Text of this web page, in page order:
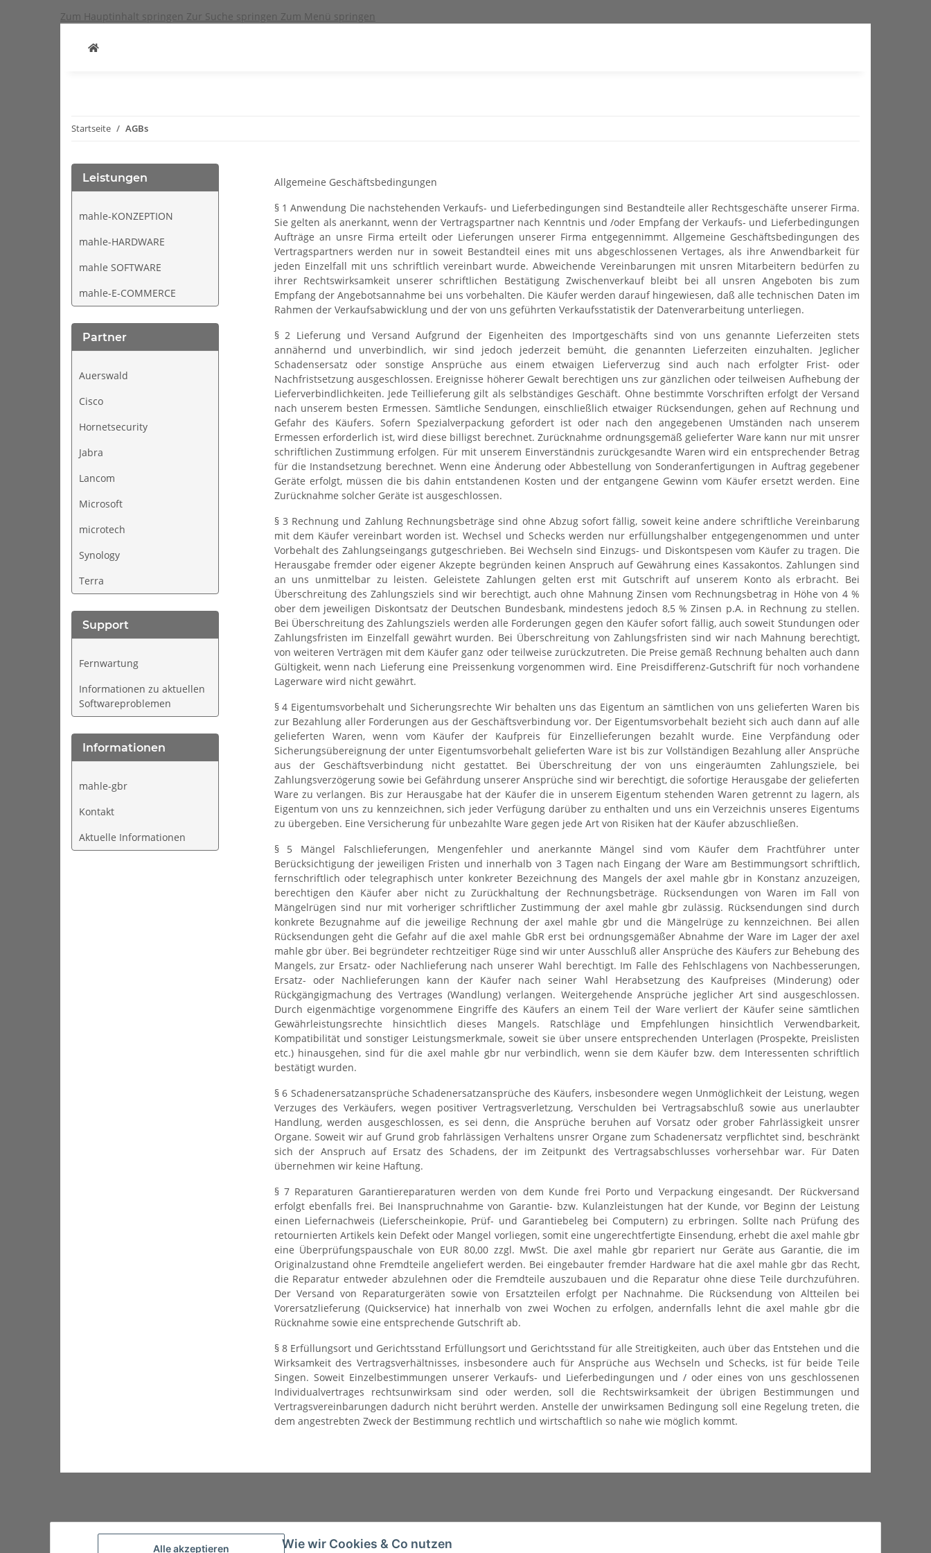
Zum Hauptinhalt springen Zur Suche springen Zum Menü springen
Alle akzeptieren Wie wir Cookies & Co nutzen
Startseite AGBs
Allgemeine Geschäftsbedingungen
§ 1 Anwendung Die nachstehenden Verkaufs- und Lieferbedingungen sind Bestandteile aller Rechtsgeschäfte unserer Firma.
Sie gelten als anerkannt, wenn der Vertragspartner nach Kenntnis und /oder Empfang der Verkaufs- und Lieferbedingungen
Aufträge an unsre Firma erteilt oder Lieferungen unserer Firma entgegennimmt. Allgemeine Geschäftsbedingungen des
Vertragspartners werden nur in soweit Bestandteil eines mit uns abgeschlossenen Vertages, als ihre Anwendbarkeit für
jeden Einzelfall mit uns schriftlich vereinbart wurde. Abweichende Vereinbarungen mit unsren Mitarbeitern bedürfen zu
ihrer Rechtswirksamkeit unserer schriftlichen Bestätigung Zwischenverkauf bleibt bei all unsren Angeboten bis zum
Empfang der Angebotsannahme bei uns vorbehalten. Die Käufer werden darauf hingewiesen, daß alle technischen Daten im
Rahmen der Verkaufsabwicklung und der von uns geführten Verkaufsstatistik der Datenverarbeitung unterliegen.
§ 2 Lieferung und Versand Aufgrund der Eigenheiten des Importgeschäfts sind von uns genannte Lieferzeiten stets
annähernd und unverbindlich, wir sind jedoch jederzeit bemüht, die genannten Lieferzeiten einzuhalten. Jeglicher
Schadensersatz oder sonstige Ansprüche aus einem etwaigen Lieferverzug sind auch nach erfolgter Frist- oder
Nachfristsetzung ausgeschlossen. Ereignisse höherer Gewalt berechtigen uns zur gänzlichen oder teilweisen Aufhebung der
Lieferverbindlichkeiten. Jede Teillieferung gilt als selbständiges Geschäft. Ohne bestimmte Vorschriften erfolgt der Versand
nach unserem besten Ermessen. Sämtliche Sendungen, einschließlich etwaiger Rücksendungen, gehen auf Rechnung und
Gefahr des Käufers. Sofern Spezialverpackung gefordert ist oder nach den angegebenen Umständen nach unserem
Ermessen erforderlich ist, wird diese billigst berechnet. Zurücknahme ordnungsgemäß gelieferter Ware kann nur mit unsrer
schriftlichen Zustimmung erfolgen. Für mit unserem Einverständnis zurückgesandte Waren wird ein entsprechender Betrag
für die Instandsetzung berechnet. Wenn eine Änderung oder Abbestellung von Sonderanfertigungen in Auftrag gegebener
Geräte erfolgt, müssen die bis dahin entstandenen Kosten und der entgangene Gewinn vom Käufer ersetzt werden. Eine
Zurücknahme solcher Geräte ist ausgeschlossen.
§ 3 Rechnung und Zahlung Rechnungsbeträge sind ohne Abzug sofort fällig, soweit keine andere schriftliche Vereinbarung
mit dem Käufer vereinbart worden ist. Wechsel und Schecks werden nur erfüllungshalber entgegengenommen und unter
Vorbehalt des Zahlungseingangs gutgeschrieben. Bei Wechseln sind Einzugs- und Diskontspesen vom Käufer zu tragen. Die
Herausgabe fremder oder eigener Akzepte begründen keinen Anspruch auf Gewährung eines Kassakontos. Zahlungen sind
an uns unmittelbar zu leisten. Geleistete Zahlungen gelten erst mit Gutschrift auf unserem Konto als erbracht. Bei
Überschreitung des Zahlungsziels sind wir berechtigt, auch ohne Mahnung Zinsen vom Rechnungsbetrag in Höhe von 4 %
ober dem jeweiligen Diskontsatz der Deutschen Bundesbank, mindestens jedoch 8,5 % Zinsen p.A. in Rechnung zu stellen.
Bei Überschreitung des Zahlungsziels werden alle Forderungen gegen den Käufer sofort fällig, auch soweit Stundungen oder
Zahlungsfristen im Einzelfall gewährt wurden. Bei Überschreitung von Zahlungsfristen sind wir nach Mahnung berechtigt,
von weiteren Verträgen mit dem Käufer ganz oder teilweise zurückzutreten. Die Preise gemäß Rechnung behalten auch dann
Gültigkeit, wenn nach Lieferung eine Preissenkung vorgenommen wird. Eine Preisdifferenz-Gutschrift für noch vorhandene
Lagerware wird nicht gewährt.
§ 4 Eigentumsvorbehalt und Sicherungsrechte Wir behalten uns das Eigentum an sämtlichen von uns gelieferten Waren bis
zur Bezahlung aller Forderungen aus der Geschäftsverbindung vor. Der Eigentumsvorbehalt bezieht sich auch dann auf alle
gelieferten Waren, wenn vom Käufer der Kaufpreis für Einzellieferungen bezahlt wurde. Eine Verpfändung oder
Sicherungsübereignung der unter Eigentumsvorbehalt gelieferten Ware ist bis zur Vollständigen Bezahlung aller Ansprüche
aus der Geschäftsverbindung nicht gestattet. Bei Überschreitung der von uns eingeräumten Zahlungsziele, bei
Zahlungsverzögerung sowie bei Gefährdung unserer Ansprüche sind wir berechtigt, die sofortige Herausgabe der gelieferten
Ware zu verlangen. Bis zur Herausgabe hat der Käufer die in unserem Eigentum stehenden Waren getrennt zu lagern, als
Eigentum von uns zu kennzeichnen, sich jeder Verfügung darüber zu enthalten und uns ein Verzeichnis unseres Eigentums
zu übergeben. Eine Versicherung für unbezahlte Ware gegen jede Art von Risiken hat der Käufer abzuschließen.
§ 5 Mängel Falschlieferungen, Mengenfehler und anerkannte Mängel sind vom Käufer dem Frachtführer unter
Berücksichtigung der jeweiligen Fristen und innerhalb von 3 Tagen nach Eingang der Ware am Bestimmungsort schriftlich,
fernschriftlich oder telegraphisch unter konkreter Bezeichnung des Mangels der axel mahle gbr in Konstanz anzuzeigen,
berechtigen den Käufer aber nicht zu Zurückhaltung der Rechnungsbeträge. Rücksendungen von Waren im Fall von
Mängelrügen sind nur mit vorheriger schriftlicher Zustimmung der axel mahle gbr zulässig. Rücksendungen sind durch
konkrete Bezugnahme auf die jeweilige Rechnung der axel mahle gbr und die Mängelrüge zu kennzeichnen. Bei allen
Rücksendungen geht die Gefahr auf die axel mahle GbR erst bei ordnungsgemäßer Abnahme der Ware im Lager der axel
mahle gbr über. Bei begründeter rechtzeitiger Rüge sind wir unter Ausschluß aller Ansprüche des Käufers zur Behebung des
Mangels, zur Ersatz- oder Nachlieferung nach unserer Wahl berechtigt. Im Falle des Fehlschlagens von Nachbesserungen,
Ersatz- oder Nachlieferungen kann der Käufer nach seiner Wahl Herabsetzung des Kaufpreises (Minderung) oder
Rückgängigmachung des Vertrages (Wandlung) verlangen. Weitergehende Ansprüche jeglicher Art sind ausgeschlossen.
Durch eigenmächtige vorgenommene Eingriffe des Käufers an einem Teil der Ware verliert der Käufer seine sämtlichen
Gewährleistungsrechte hinsichtlich dieses Mangels. Ratschläge und Empfehlungen hinsichtlich Verwendbarkeit,
Kompatibilität und sonstiger Leistungsmerkmale, soweit sie über unsere entsprechenden Unterlagen (Prospekte, Preislisten
etc.) hinausgehen, sind für die axel mahle gbr nur verbindlich, wenn sie dem Käufer bzw. dem Interessenten schriftlich
bestätigt wurden.
§ 6 Schadenersatzansprüche Schadenersatzansprüche des Käufers, insbesondere wegen Unmöglichkeit der Leistung, wegen
Verzuges des Verkäufers, wegen positiver Vertragsverletzung, Verschulden bei Vertragsabschluß sowie aus unerlaubter
Handlung, werden ausgeschlossen, es sei denn, die Ansprüche beruhen auf Vorsatz oder grober Fahrlässigkeit unsrer
Organe. Soweit wir auf Grund grob fahrlässigen Verhaltens unsrer Organe zum Schadenersatz verpflichtet sind, beschränkt
sich der Anspruch auf Ersatz des Schadens, der im Zeitpunkt des Vertragsabschlusses vorhersehbar war. Für Daten
übernehmen wir keine Haftung.
§ 7 Reparaturen Garantiereparaturen werden von dem Kunde frei Porto und Verpackung eingesandt. Der Rückversand
erfolgt ebenfalls frei. Bei Inanspruchnahme von Garantie- bzw. Kulanzleistungen hat der Kunde, vor Beginn der Leistung
einen Liefernachweis (Lieferscheinkopie, Prüf- und Garantiebeleg bei Computern) zu erbringen. Sollte nach Prüfung des
retournierten Artikels kein Defekt oder Mangel vorliegen, somit eine ungerechtfertigte Einsendung, erhebt die axel mahle gbr
eine Überprüfungspauschale von EUR 80,00 zzgl. MwSt. Die axel mahle gbr repariert nur Geräte aus Garantie, die im
Originalzustand ohne Fremdteile angeliefert werden. Bei eingebauter fremder Hardware hat die axel mahle gbr das Recht,
die Reparatur entweder abzulehnen oder die Fremdteile auszubauen und die Reparatur ohne diese Teile durchzuführen.
Der Versand von Reparaturgeräten sowie von Ersatzteilen erfolgt per Nachnahme. Die Rücksendung von Altteilen bei
Vorersatzlieferung (Quickservice) hat innerhalb von zwei Wochen zu erfolgen, andernfalls lehnt die axel mahle gbr die
Rücknahme sowie eine entsprechende Gutschrift ab.
§ 8 Erfüllungsort und Gerichtsstand Erfüllungsort und Gerichtsstand für alle Streitigkeiten, auch über das Entstehen und die
Wirksamkeit des Vertragsverhältnisses, insbesondere auch für Ansprüche aus Wechseln und Schecks, ist für beide Teile
Singen. Soweit Einzelbestimmungen unserer Verkaufs- und Lieferbedingungen und / oder eines von uns geschlossenen
Individualvertrages rechtsunwirksam sind oder werden, soll die Rechtswirksamkeit der übrigen Bestimmungen und
Vertragsvereinbarungen dadurch nicht berührt werden. Anstelle der unwirksamen Bedingung soll eine Regelung treten, die
dem angestrebten Zweck der Bestimmung rechtlich und wirtschaftlich so nahe wie möglich kommt.
Leistungen
mahle-KONZEPTION
mahle-HARDWARE
mahle SOFTWARE
mahle-E-COMMERCE
Partner
Auerswald
Cisco
Hornetsecurity
Jabra
Lancom
Microsoft
microtech
Synology
Terra
Support
Fernwartung
Informationen zu aktuellen
Softwareproblemen
Informationen
mahle-gbr
Kontakt
Aktuelle Informationen
StartseiteAGBsDatenschutzImpressum